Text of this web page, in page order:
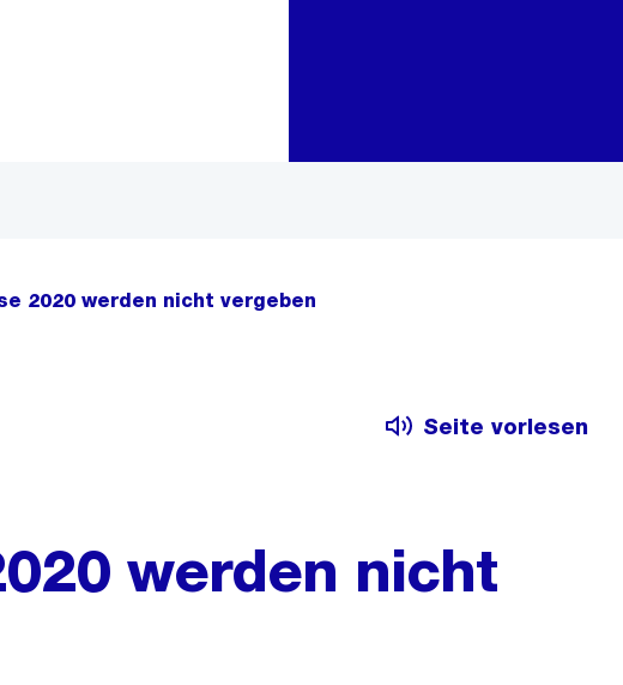
2020 werden nicht vergeben
Seite vorlesen
werden nicht